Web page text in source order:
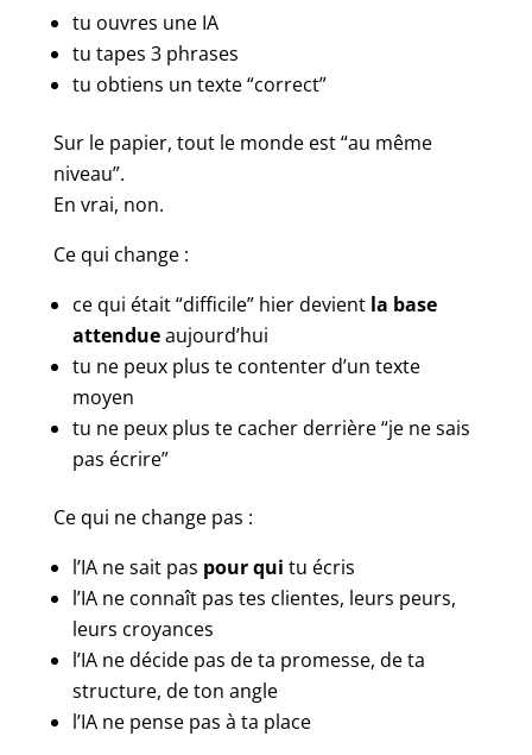
tu ouvres une IA
tu tapes 3 phrases
tu obtiens un texte “correct”
Sur le papier, tout le monde est “au même
niveau”.
En vrai, non.
Ce qui change :
ce qui était “difficile” hier devient la base
attendueaujourd’hui
tu ne peux plus te contenter d’un texte
moyen
tu ne peux plus te cacher derrière “je ne sais
pas écrire”
Ce qui ne change pas :
l’IA ne sait pas pour qui tu écris
l’IA ne connaît pas tes clientes, leurs peurs,
leurs croyances
l’IA ne décide pas de ta promesse, de ta
structure, de ton angle
l’IA ne pense pas à ta place